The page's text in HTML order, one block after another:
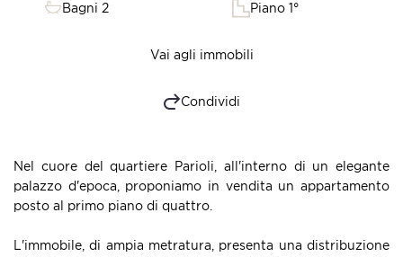
Bagni 2 Piano 1°
Vai agli immobili
Condividi
Nel cuore del quartiere Parioli, all'interno di un elegante
palazzo d'epoca, proponiamo in vendita un appartamento
posto al primo piano di quattro.
L'immobile, di ampia metratura, presenta una distribuzione